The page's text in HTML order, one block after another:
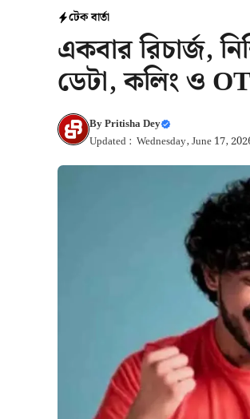
টেক বার্তা
একবার রিচার্জ,
ডেটা, কলিং ও
ByPritisha Dey
Updated : Wednesday, June 17,